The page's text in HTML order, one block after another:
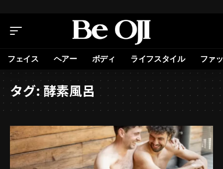
フェイス ヘアー ボディ ライフスタイル ファ
タグ:酵素風呂